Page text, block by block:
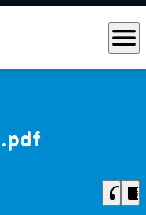
menu
headphones chrome_reader_mode